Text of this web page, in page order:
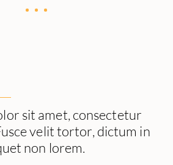
sit amet, consectetur
velit tortor, dictum in
non lorem.